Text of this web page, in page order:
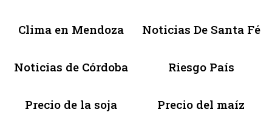
Clima en Mendoza Noticias De Santa Fé
Noticias de Córdoba Riesgo País
Precio de la soja Precio del maíz